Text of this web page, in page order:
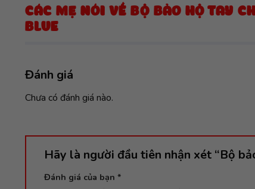
CÁC MẸ NÓI VỀ BỘ BẢO HỘ TAY
BLUE
Đánh giá
Chưa có đánh giá nào.
Hãy là người đầu tiên nhận xét “Bộ
Đánh giá của bạn *